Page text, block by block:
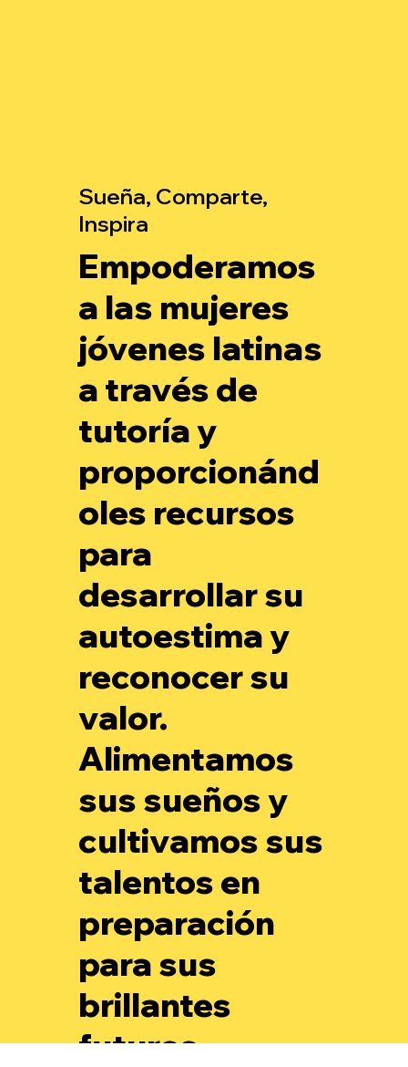
Sueña, Comparte,
Inspira
Empoderamos
a las mujeres
jóvenes latinas
a través de
tutoría y
proporcionánd
oles recursos
para
desarrollar su
autoestima y
reconocer su
valor.
Alimentamos
sus sueños y
cultivamos sus
talentos en
preparación
para sus
brillantes
futuros.